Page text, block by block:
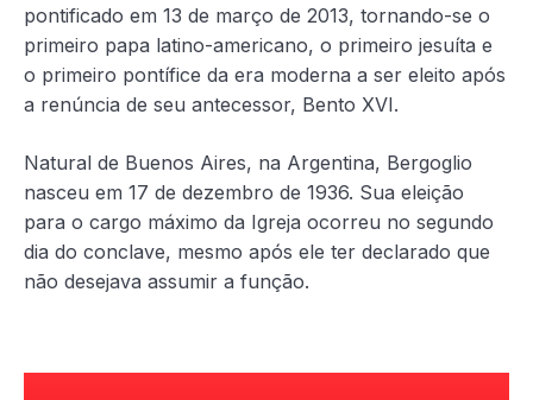
pontificado em 13 de março de 2013, tornando-se o
primeiro papa latino-americano, o primeiro jesuíta e
o primeiro pontífice da era moderna a ser eleito após
a renúncia de seu antecessor, Bento XVI.
Natural de Buenos Aires, na Argentina, Bergoglio
nasceu em 17 de dezembro de 1936. Sua eleição
para o cargo máximo da Igreja ocorreu no segundo
dia do conclave, mesmo após ele ter declarado que
não desejava assumir a função.